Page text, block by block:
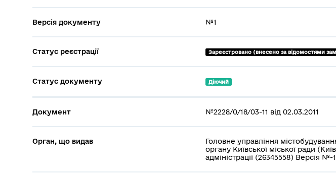
Версія документу №1
Статус реєстрації Зареєстровано (внесено за відомостями
Статус документу Діючий
Документ №2228/0/18/03-11 від 02.03.2011
Орган, що видав
Головне управління
органу Київської міської ради
адміністрації (26345558) Версія №-